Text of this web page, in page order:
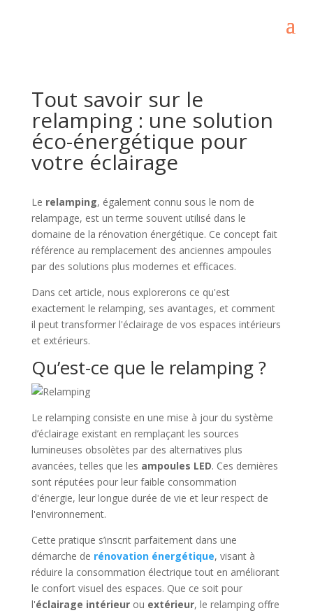
Tout savoir sur le
relamping : une solution
éco-énergétique pour
votre éclairage
Le relamping, également connu sous le nom de
relampage, est un terme souvent utilisé dans le
domaine de la rénovation énergétique. Ce concept fait
référence au remplacement des anciennes ampoules
par des solutions plus modernes et efficaces.
Dans cet article, nous explorerons ce qu'est
exactement le relamping, ses avantages, et comment
il peut transformer l'éclairage de vos espaces intérieurs
et extérieurs.
Qu’est-ce que le relamping ?
Le relamping consiste en une mise à jour du système
d’éclairage existant en remplaçant les sources
lumineuses obsolètes par des alternatives plus
avancées, telles que les ampoules LED. Ces dernières
sont réputées pour leur faible consommation
d'énergie, leur longue durée de vie et leur respect de
l'environnement.
Cette pratique s’inscrit parfaitement dans une
démarche de rénovation énergétique, visant à
réduire la consommation électrique tout en améliorant
le confort visuel des espaces. Que ce soit pour
l'éclairage intérieurou extérieur, le relamping offre